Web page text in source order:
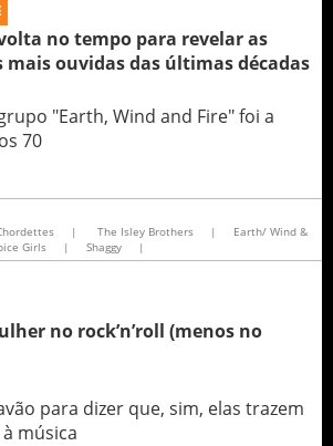
no tempo para revelar as
mais ouvidas das últimas décadas
"Earth, Wind and Fire" foi a
70
| The Isley Brothers |
Earth/ Wind &
Girls | Shaggy |
no rock’n’roll (menos no
para dizer que, sim, elas trazem
música